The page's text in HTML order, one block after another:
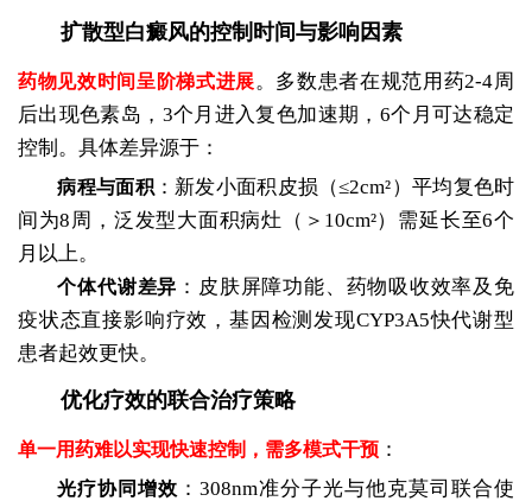
扩散型白癜风的控制时间与影响因素
药物见效时间呈阶梯式进展。多数患者在规范用药2-4周
后出现色素岛，3个月进入复色加速期，6个月可达稳定
控制。具体差异源于：
病程与面积：新发小面积皮损（≤2cm²）平均复色时
间为8周，泛发型大面积病灶（＞10cm²）需延长至6个
月以上。
个体代谢差异 ：皮肤屏障功能、药物吸收效率及免
疫状态直接影响疗效，基因检测发现CYP3A5快代谢型
患者起效更快。
优化疗效的联合治疗策略
单一用药难以实现快速控制，需多模式干预：
光疗协同增效 ：308nm准分子光与他克莫司联合使